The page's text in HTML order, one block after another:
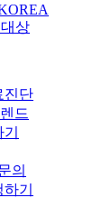
상
진단
드
의
기